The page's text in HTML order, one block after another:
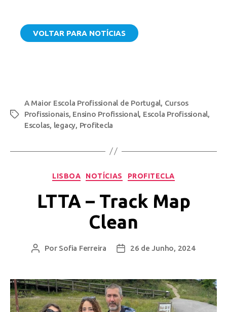
VOLTAR PARA NOTÍCIAS
A Maior Escola Profissional de Portugal, Cursos
Profissionais, Ensino Profissional, Escola Profissional,
Escolas, legacy, Profitecla
LISBOA NOTÍCIAS PROFITECLA
LTTA – Track Map
Clean
Por Sofia Ferreira 26 de Junho, 2024